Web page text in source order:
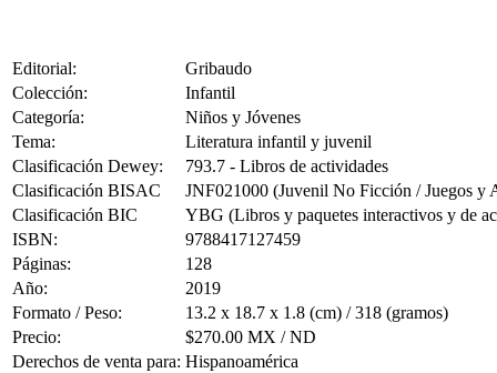
Editorial:
Gribaudo
Colección:
Infantil
Categoría:
Niños y Jóvenes
Tema:
Literatura infantil y juvenil
Clasificación Dewey:
793.7 - Libros de actividades
Clasificación BISAC
JNF021000 (Juvenil No Ficción / Juegos y
Clasificación BIC
YBG (Libros y paquetes interactivos y de
ISBN:
9788417127459
Páginas:
128
Año:
2019
Formato / Peso:
13.2 x 18.7 x 1.8 (cm) / 318 (gramos)
Precio:
$270.00 MX / ND
Derechos de venta para: Hispanoamérica